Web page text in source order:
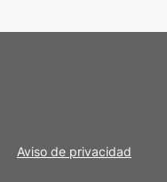
Aviso de privacidad